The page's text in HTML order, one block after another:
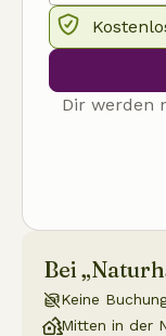
Dir werden
Bei
Keine
Mitten in der